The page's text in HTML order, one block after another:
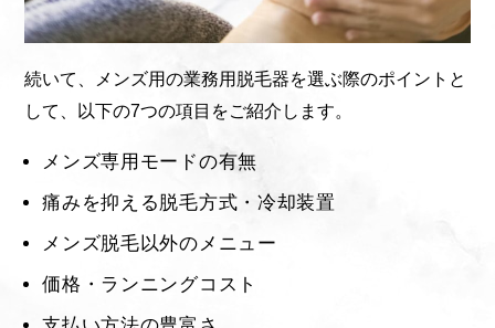
続いて、メンズ用の業務用脱毛器を選ぶ際のポイントと
して、以下の7つの項目をご紹介します。
メンズ専用モードの有無
痛みを抑える脱毛方式・冷却装置
メンズ脱毛以外のメニュー
価格・ランニングコスト